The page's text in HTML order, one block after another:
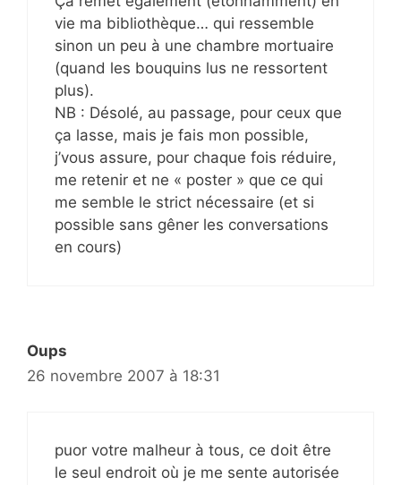
vie ma bibliothèque… qui ressemble
sinon un peu à une chambre mortuaire
(quand les bouquins lus ne ressortent
plus).
NB : Désolé, au passage, pour ceux que
ça lasse, mais je fais mon possible,
j’vous assure, pour chaque fois réduire,
me retenir et ne « poster » que ce qui
me semble le strict nécessaire (et si
possible sans gêner les conversations
en cours)
Oups
26 novembre 2007 à 18:31
puor votre malheur à tous, ce doit être
le seul endroit où je me sente autorisée